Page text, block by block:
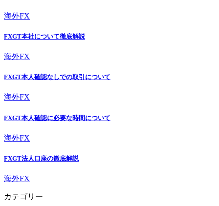
海外FX
FXGT本社について徹底解説
海外FX
FXGT本人確認なしでの取引について
海外FX
FXGT本人確認に必要な時間について
海外FX
FXGT法人口座の徹底解説
海外FX
カテゴリー